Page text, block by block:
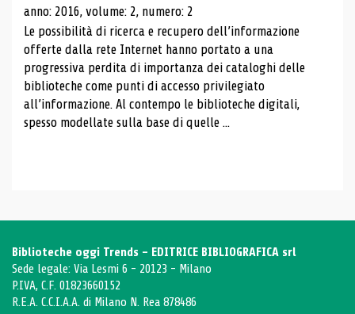
anno: 2016, volume: 2, numero: 2
Le possibilità di ricerca e recupero dell’informazione
offerte dalla rete Internet hanno portato a una
progressiva perdita di importanza dei cataloghi delle
biblioteche come punti di accesso privilegiato
all’informazione. Al contempo le biblioteche digitali,
spesso modellate sulla base di quelle ...
Biblioteche oggi Trends - EDITRICE BIBLIOGRAFICA srl
Sede legale: Via Lesmi 6 - 20123 - Milano
P.IVA, C.F. 01823660152
R.E.A. C.C.I.A.A. di Milano N. Rea 878486